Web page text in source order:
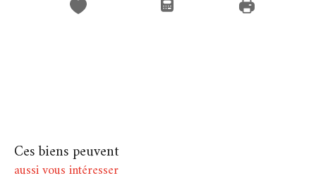
Ces biens peuvent
aussi vous intéresser